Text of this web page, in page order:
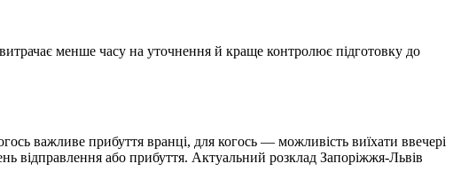
менше часу на уточнення й краще контролює підготовку до
важливе прибуття вранці, для когось — можливість виїхати ввечері
відправлення або прибуття. Актуальний розклад Запоріжжя-Львів